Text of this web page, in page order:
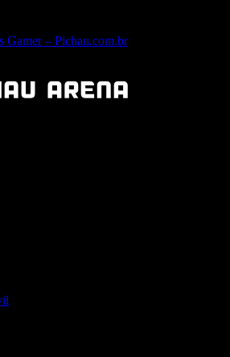
Gamer – Pichau.com.br